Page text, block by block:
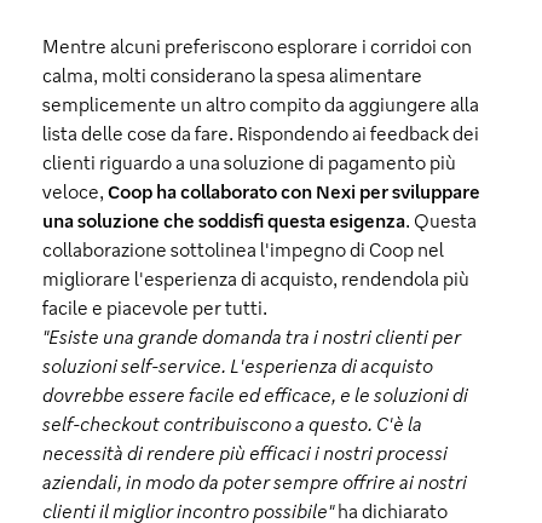
Mentre alcuni preferiscono esplorare i corridoi con
calma, molti considerano la spesa alimentare
semplicemente un altro compito da aggiungere alla
lista delle cose da fare. Rispondendo ai feedback dei
clienti riguardo a una soluzione di pagamento più
veloce, Coop ha collaborato con Nexi per sviluppare
una soluzione che soddisfi questa esigenza. Questa
collaborazione sottolinea l'impegno di Coop nel
migliorare l'esperienza di acquisto, rendendola più
facile e piacevole per tutti.
"Esiste una grande domanda tra i nostri clienti per
soluzioni self-service. L'esperienza di acquisto
dovrebbe essere facile ed efficace, e le soluzioni di
self-checkout contribuiscono a questo. C'è la
necessità di rendere più efficaci i nostri processi
aziendali, in modo da poter sempre offrire ai nostri
clienti il miglior incontro possibile"ha dichiarato